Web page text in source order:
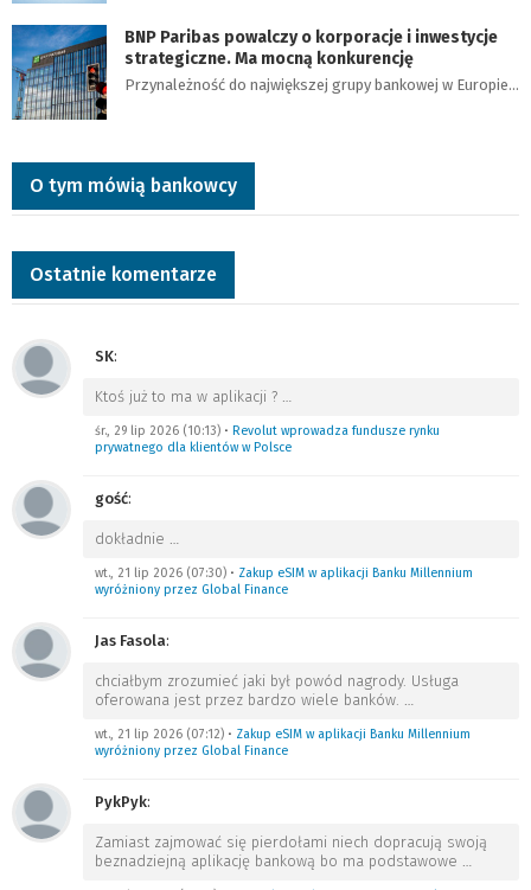
BNP Paribas powalczy o korporacje i inwestycje
strategiczne. Ma mocną konkurencję
Przynależność do największej grupy bankowej w Europie…
O tym mówią bankowcy
Ostatnie komentarze
SK:
Ktoś już to ma w aplikacji ? …
śr., 29 lip 2026 (10:13) • Revolut wprowadza fundusze rynku
prywatnego dla klientów w Polsce
gość:
dokładnie …
wt., 21 lip 2026 (07:30) • Zakup eSIM w aplikacji Banku Millennium
wyróżniony przez Global Finance
Jas Fasola:
chciałbym zrozumieć jaki był powód nagrody. Usługa
oferowana jest przez bardzo wiele banków. …
wt., 21 lip 2026 (07:12) • Zakup eSIM w aplikacji Banku Millennium
wyróżniony przez Global Finance
PykPyk:
Zamiast zajmować się pierdołami niech dopracują swoją
beznadziejną aplikację bankową bo ma podstawowe …